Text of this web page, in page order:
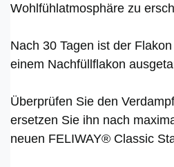
Wohlfühlatmosphäre zu
Nach 30 Tagen ist der
einem Nachfüllflakon
Überprüfen Sie den
ersetzen Sie ihn nach
neuen FELIWAY® Classic